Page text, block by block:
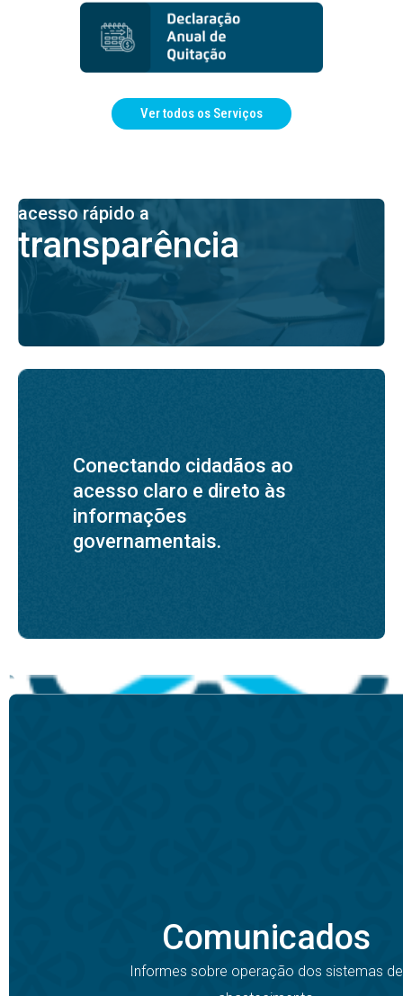
Ver todos os Serviços
acesso rápido a
transparência
Conectando cidadãos ao
acesso claro e direto às
informações
governamentais.
Comunicados
Informes sobre operação dos sistemas de